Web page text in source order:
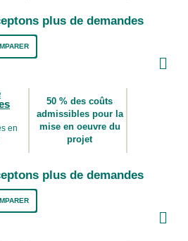
plus de demandes
intégrant le pâturage
rotation), le but étant
de pâturage tardif
le 15 juillet).
au maximum les
grâce à une gestion
des surfaces non
mi-juillet pour laisser des
en
50 % des coûts
admissibles pour la
mise en oeuvre du
projet
plus de demandes